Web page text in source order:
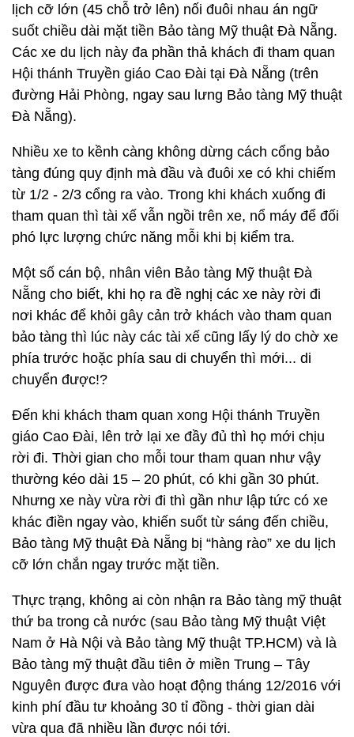
lịch cỡ lớn (45 chỗ trở lên) nối đuôi nhau án ngữ
suốt chiều dài mặt tiền Bảo tàng Mỹ thuật Đà Nẵng.
Các xe du lịch này đa phần thả khách đi tham quan
Hội thánh Truyền giáo Cao Đài tại Đà Nẵng (trên
đường Hải Phòng, ngay sau lưng Bảo tàng Mỹ thuật
Đà Nẵng).
Nhiều xe to kềnh càng không dừng cách cổng bảo
tàng đúng quy định mà đầu và đuôi xe có khi chiếm
từ 1/2 - 2/3 cổng ra vào. Trong khi khách xuống đi
tham quan thì tài xế vẫn ngồi trên xe, nổ máy để đối
phó lực lượng chức năng mỗi khi bị kiểm tra.
Một số cán bộ, nhân viên Bảo tàng Mỹ thuật Đà
Nẵng cho biết, khi họ ra đề nghị các xe này rời đi
nơi khác để khỏi gây cản trở khách vào tham quan
bảo tàng thì lúc này các tài xế cũng lấy lý do chờ xe
phía trước hoặc phía sau di chuyển thì mới... di
chuyển được!?
Đến khi khách tham quan xong Hội thánh Truyền
giáo Cao Đài, lên trở lại xe đầy đủ thì họ mới chịu
rời đi. Thời gian cho mỗi tour tham quan như vậy
thường kéo dài 15 – 20 phút, có khi gần 30 phút.
Nhưng xe này vừa rời đi thì gần như lập tức có xe
khác điền ngay vào, khiến suốt từ sáng đến chiều,
Bảo tàng Mỹ thuật Đà Nẵng bị “hàng rào” xe du lịch
cỡ lớn chắn ngay trước mặt tiền.
Thực trạng, không ai còn nhận ra Bảo tàng mỹ thuật
thứ ba trong cả nước (sau Bảo tàng Mỹ thuật Việt
Nam ở Hà Nội và Bảo tàng Mỹ thuật TP.HCM) và là
Bảo tàng mỹ thuật đầu tiên ở miền Trung – Tây
Nguyên được đưa vào hoạt động tháng 12/2016 với
kinh phí đầu tư khoảng 30 tỉ đồng - thời gian dài
vừa qua đã nhiều lần được nói tới.